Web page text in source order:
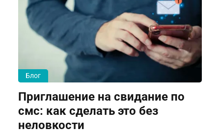
Блог
Приглашение на свидание по
смс: как сделать это без
неловкости